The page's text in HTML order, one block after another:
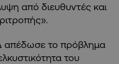
από διευθυντές και
το πρόβλημα
του